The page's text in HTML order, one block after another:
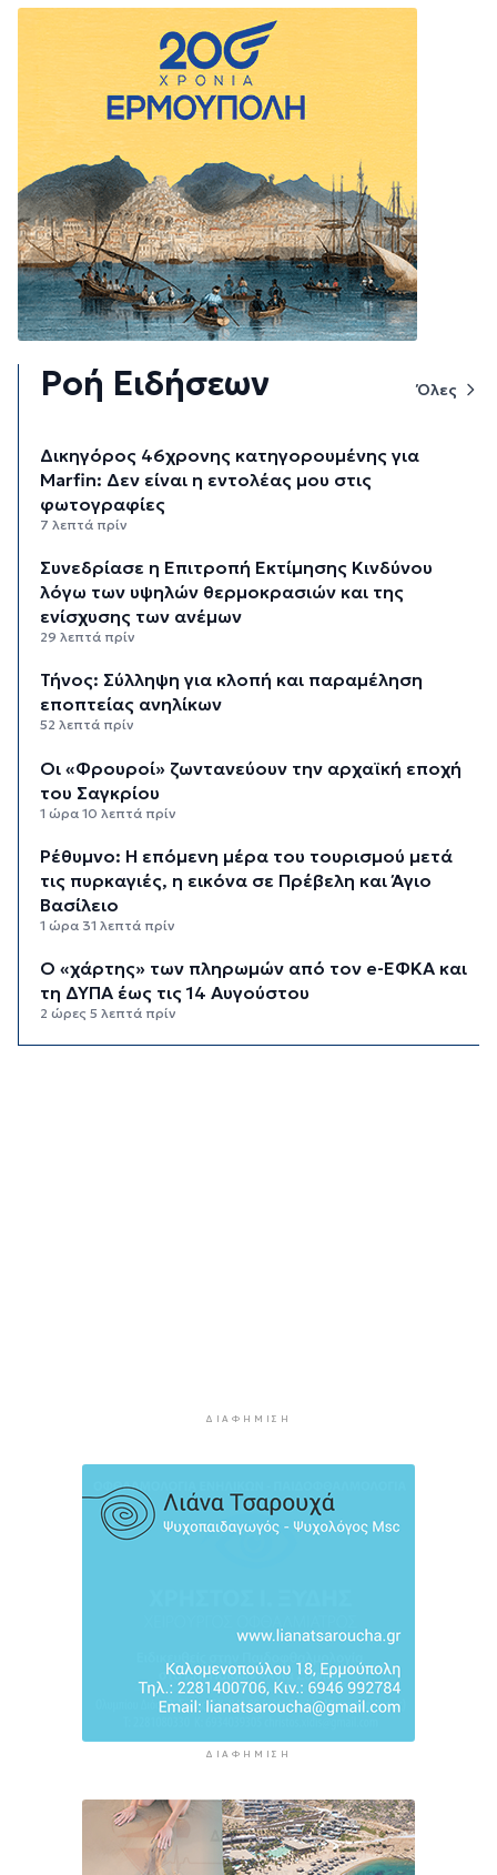
Ροή Ειδήσεων Όλες
Δικηγόρος 46χρονης κατηγορουμένης για
Marfin: Δεν είναι η εντολέας μου στις
φωτογραφίες
7 λεπτά πρίν
Συνεδρίασε η Επιτροπή Εκτίμησης Κινδύνου
λόγω των υψηλών θερμοκρασιών και της
ενίσχυσης των ανέμων
29 λεπτά πρίν
Τήνος: Σύλληψη για κλοπή και παραμέληση
εποπτείας ανηλίκων
52 λεπτά πρίν
Οι «Φρουροί» ζωντανεύουν την αρχαϊκή εποχή
του Σαγκρίου
1 ώρα 10 λεπτά πρίν
Ρέθυμνο: Η επόμενη μέρα του τουρισμού μετά
τις πυρκαγιές, η εικόνα σε Πρέβελη και Άγιο
Βασίλειο
1 ώρα 31 λεπτά πρίν
Ο «χάρτης» των πληρωμών από τον e-ΕΦΚΑ και
τη ΔΥΠΑ έως τις 14 Αυγούστου
2 ώρες 5 λεπτά πρίν
4 ώρες 9 λεπτά πρίν
«Παίζω άρα υπάρχω» στον Πύργο Μπαζαίου
ΔΙΑΦΉΜΙΣΗ
ΔΙΑΦΉΜΙΣΗ